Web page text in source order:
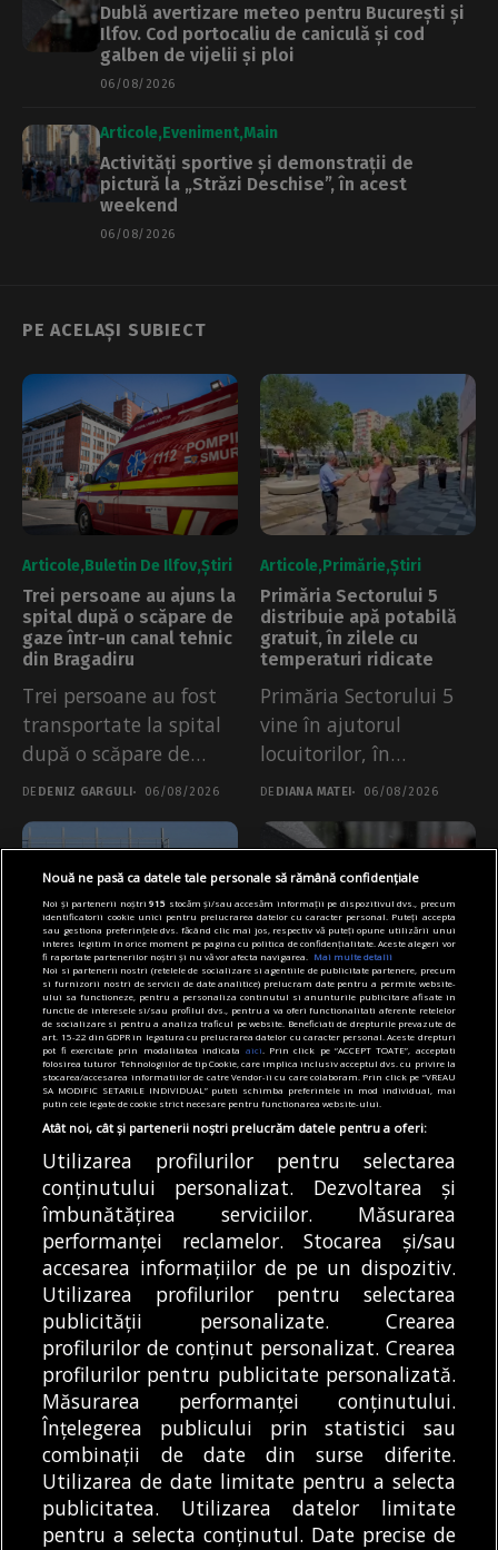
Dublă avertizare meteo pentru București și
Ilfov. Cod portocaliu de caniculă și cod
galben de vijelii și ploi
06/08/2026
Articole Eveniment Main
Activități sportive și demonstrații de
pictură la „Străzi Deschise”, în acest
weekend
06/08/2026
PE ACELAȘI SUBIECT
Articole Buletin De Ilfov Știri
Trei persoane au ajuns la
spital după o scăpare de
gaze într-un canal tehnic
din Bragadiru
Trei persoane au fost
transportate la spital
după o scăpare de
gaze...
DE DENIZ GARGULI 06/08/2026
Articole Primărie Știri
Primăria Sectorului 5
distribuie apă potabilă
gratuit, în zilele cu
temperaturi ridicate
Primăria Sectorului 5
vine în ajutorul
locuitorilor, în
perioadele caniculare.
DE DIANA MATEI 06/08/2026
Articole Știri Transport
Atenție: a apărut un nou
portal neautorizat de
vânzare a rovinietelor.
Platforma ar fi
gestionată de o firmă din
Ungaria
A apărut încă o
tentativă de fraudă
printr-un portal
neautorizat de
vânzare...
06/08/2026
Articole Diverse Știri
Dublă avertizare meteo
pentru București și Ilfov.
Cod portocaliu de
caniculă și cod galben de
vijelii și ploi
Joi, 6 august, regiunea
București-Ilfov se află
sub o dublă avertizare
meteo....
DEANDREEA TUDOR 06/08/2026
MODIFICĂ SETĂRILE COOKIES
© Copyright 2025 - Buletin de București.
Găzduit dePresslabs.com. Powered by TRS Design.
Despre
Noi
Media
Kit
Politică De
Confidențialitate
Cookie
Policy (EU)
Cookie
Policy
Nouă ne pasă ca datele tale personale să rămână confidențiale
Noi și partenerii noștri915 stocăm și/sau accesăm informații pe dispozitivul dvs., precum
identificatorii cookie unici pentru prelucrarea datelor cu caracter personal. Puteți accepta
sau gestiona preferințele dvs. făcând clic mai jos, respectiv vă puteți opune utilizării unui
interes legitim în orice moment pe pagina cu politica de confidențialitate. Aceste alegeri vor
fi raportate partenerilor noștri și nu vă vor afecta navigarea.
Mai multe detalii
Noi si partenerii nostri (retelele de socializare si agentiile de publicitate partenere, precum
si furnizorii nostri de servicii de date analitice) prelucram date pentru a permite website-
ului sa functioneze, pentru a personaliza continutul si anunturile publicitare afisate in
functie de interesele si/sau profilul dvs., pentru a va oferi functionalitati aferente retelelor
de socializare si pentru a analiza traficul pe website. Beneficiati de drepturile prevazute de
art. 15-22 din GDPR in legatura cu prelucrarea datelor cu caracter personal. Aceste drepturi
pot fi exercitate prin modalitatea indicata aici . Prin click pe “ACCEPT TOATE”, acceptati
folosirea tuturor Tehnologiilor de tip Cookie, care implica inclusiv acceptul dvs. cu privire la
stocarea/accesarea informatiilor de catre Vendor-ii cu care colaboram. Prin click pe “VREAU
SA MODIFIC SETARILE INDIVIDUAL” puteti schimba preferintele in mod individual, mai
putin cele legate de cookie strict necesare pentru functionarea website-ului.
Atât noi, cât și partenerii noștri prelucrăm datele pentru a oferi:
Utilizarea profilurilor pentru selectarea
conținutului personalizat. Dezvoltarea și
îmbunătățirea serviciilor. Măsurarea
performanței reclamelor. Stocarea și/sau
accesarea informațiilor de pe un dispozitiv.
Utilizarea profilurilor pentru selectarea
publicității personalizate. Crearea
profilurilor de conținut personalizat. Crearea
profilurilor pentru publicitate personalizată.
Măsurarea performanței conținutului.
Înțelegerea publicului prin statistici sau
combinații de date din surse diferite.
Utilizarea de date limitate pentru a selecta
publicitatea. Utilizarea datelor limitate
pentru a selecta conținutul. Date precise de